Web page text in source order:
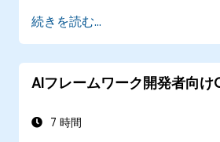
続きを読む...
AIフレームワーク開発者向け
7 時間